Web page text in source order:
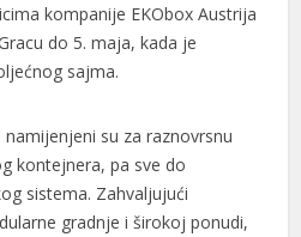
kompanije EKObox Austrija
do 5. maja, kada je
sajma.
su za raznovrsnu
kontejnera, pa sve do
sistema. Zahvaljujući
gradnje i širokoj ponudi,